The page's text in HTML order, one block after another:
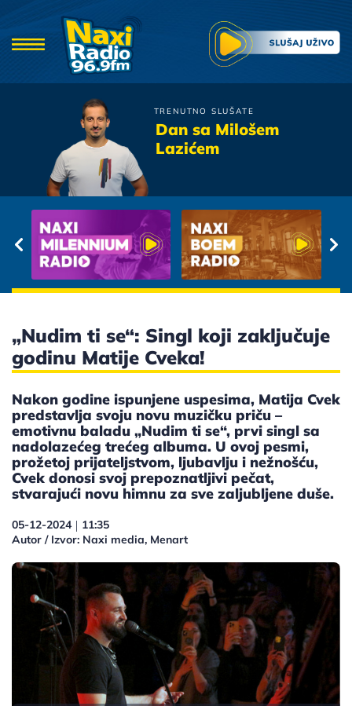
TRENUTNO SLUŠATE
Dan sa Milošem
Lazićem
Prljavo Kazaliste
Ne zovi mama doktora
„Nudim ti se“: Singl koji zaključuje
godinu Matije Cveka!
Nakon godine ispunjene uspesima, Matija Cvek
predstavlja svoju novu muzičku priču –
emotivnu baladu „Nudim ti se“, prvi singl sa
nadolazećeg trećeg albuma. U ovoj pesmi,
prožetoj prijateljstvom, ljubavlju i nežnošću,
Cvek donosi svoj prepoznatljivi pečat,
stvarajući novu himnu za sve zaljubljene duše.
05-12-2024 | 11:35
Autor / Izvor: Naxi media, Menart